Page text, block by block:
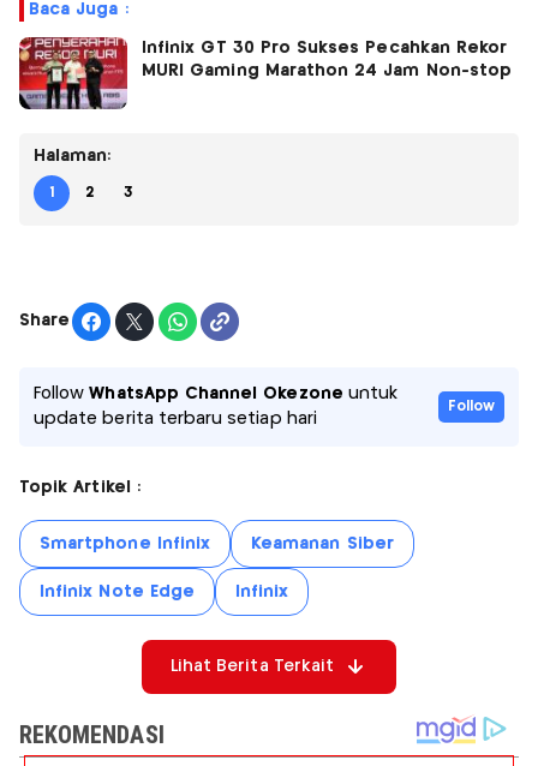
Baca Juga :
Infinix GT 30 Pro Sukses Pecahkan Rekor
MURI Gaming Marathon 24 Jam Non-stop
Halaman:
1 2 3
Share
FollowWhatsApp Channel Okezone untuk
update berita terbaru setiap hari
Follow
Topik Artikel :
Smartphone Infinix Keamanan Siber
Infinix Note Edge Infinix
Lihat Berita Terkait